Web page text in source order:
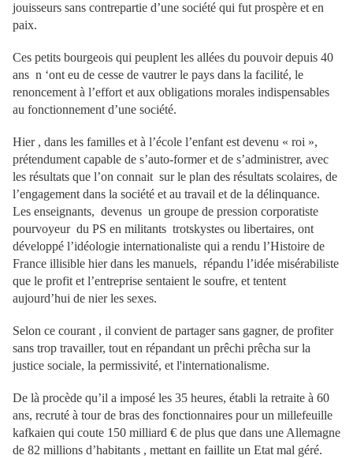
jouisseurs sans contrepartie d’une société qui fut prospère et en
paix.
Ces petits bourgeois qui peuplent les allées du pouvoir depuis 40
ans n ‘ont eu de cesse de vautrer le pays dans la facilité, le
renoncement à l’effort et aux obligations morales indispensables
au fonctionnement d’une société.
Hier , dans les familles et à l’école l’enfant est devenu « roi »,
prétendument capable de s’auto-former et de s’administrer, avec
les résultats que l’on connait sur le plan des résultats scolaires, de
l’engagement dans la société et au travail et de la délinquance.
Les enseignants, devenus un groupe de pression corporatiste
pourvoyeur du PS en militants trotskystes ou libertaires, ont
développé l’idéologie internationaliste qui a rendu l’Histoire de
France illisible hier dans les manuels, répandu l’idée misérabiliste
que le profit et l’entreprise sentaient le soufre, et tentent
aujourd’hui de nier les sexes.
Selon ce courant , il convient de partager sans gagner, de profiter
sans trop travailler, tout en répandant un prêchi prêcha sur la
justice sociale, la permissivité, et l'internationalisme.
De là procède qu’il a imposé les 35 heures, établi la retraite à 60
ans, recruté à tour de bras des fonctionnaires pour un millefeuille
kafkaien qui coute 150 milliard € de plus que dans une Allemagne
de 82 millions d’habitants , mettant en faillite un Etat mal géré.